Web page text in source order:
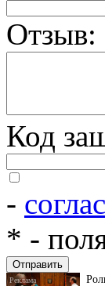
Отзыв:
Код
-
* -
их